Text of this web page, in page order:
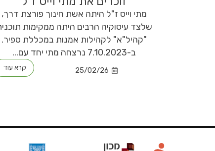
מתי וייס ז"ל היתה אשת חינוך פורצת דרך,
שלצד עיסוקיה הרבים היתה ממקימות
"קהיל"א" לקהילות אמנות במכללת ספיר.
ב-7.10.2023 נרצחה מתי יחד עם...
25/02/26 קרא עוד